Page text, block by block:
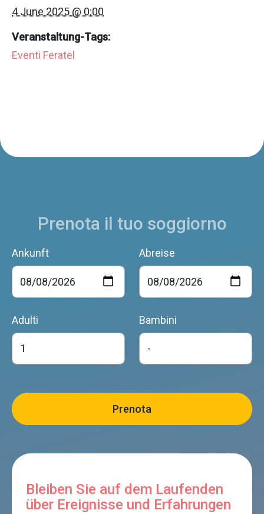
4 June 2025 @ 0:00
Veranstaltung-Tags:
Eventi Feratel
Prenota il tuo soggiorno
Ankunft Abreise
Adulti Bambini
Bleiben Sie auf dem Laufenden
über Ereignisse und Erfahrungen